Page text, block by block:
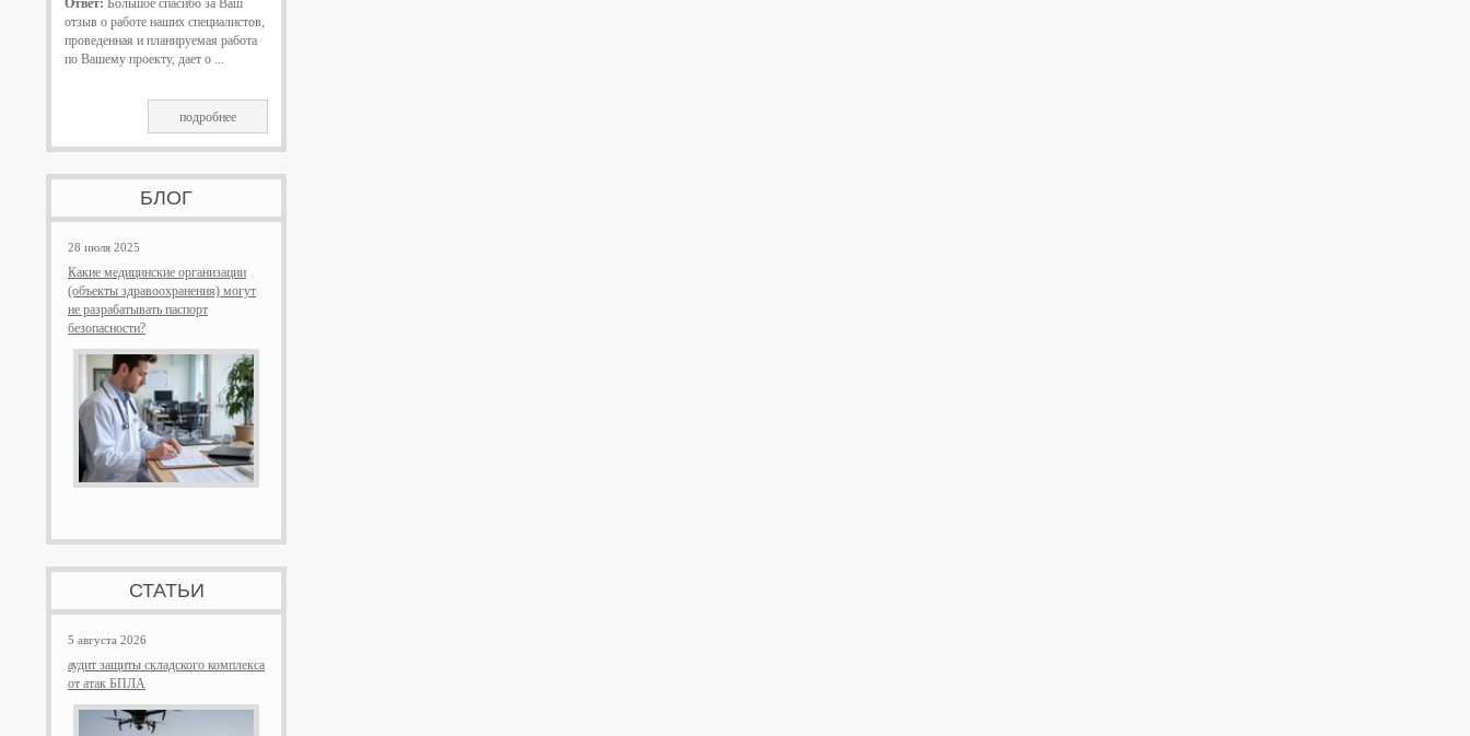
отзыв о работе наших специалистов,
проведенная и планируемая работа
по Вашему проекту, дает о ...
подробнее
БЛОГ
28 июля 2025
Какие медицинские организации
(объекты здравоохранения) могут
не разрабатывать паспорт
безопасности?
СТАТЬИ
5 августа 2026
аудит защиты складского комплекса
от атак БПЛА